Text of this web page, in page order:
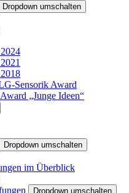
Dropdown umschalten
Sensorik Award
„Junge Ideen“
Dropdown umschalten
im Überblick
Dropdown umschalten